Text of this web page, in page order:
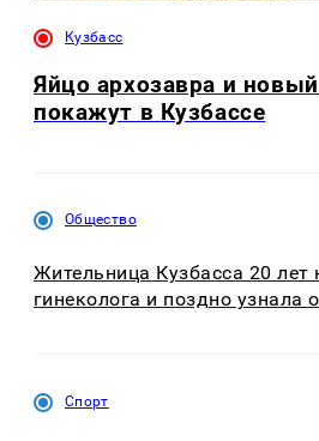
Кузбасс
Яйцо архозавра и
покажут в Кузбассе
Общество
Жительница Кузбасса 20 лет
гинеколога и поздно узнала
Спорт